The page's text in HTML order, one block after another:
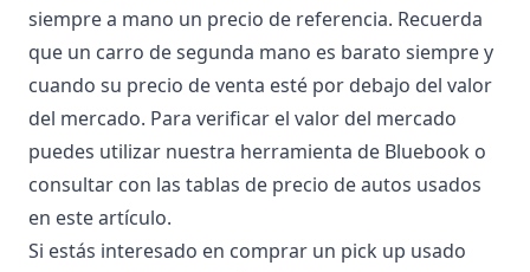
siempre a mano un precio de referencia. Recuerda
que un carro de segunda mano es barato siempre y
cuando su precio de venta esté por debajo del valor
del mercado. Para verificar el valor del mercado
puedes utilizar nuestra herramienta de Bluebook o
consultar con las tablas de precio de autos usados
en este artículo.
Si estás interesado en comprar un pick up usado